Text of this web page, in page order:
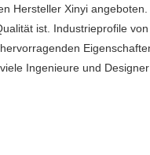
Hersteller Xinyi
ist. Industrieprofile
Ingenieure und